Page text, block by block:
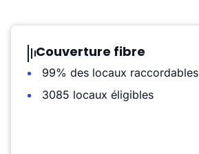
Couverture fibre
99% des locaux raccordables
3085 locaux éligibles